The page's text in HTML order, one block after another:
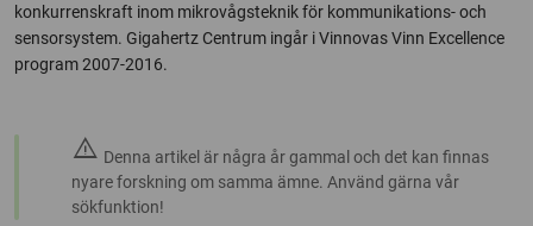
konkurrenskraft inom mikrovågsteknik för kommunikations- och
sensorsystem. Gigahertz Centrum ingår i Vinnovas Vinn Excellence
program 2007-2016.
warning Denna artikel är några år gammal och det kan finnas
nyare forskning om samma ämne. Använd gärna vår
sökfunktion!